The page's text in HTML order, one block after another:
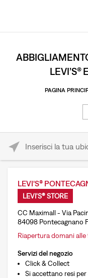
LEVI’S®
PAGINA
LEVI'S®
LEVI'S® STORE
CC Maximall - Via
84098 Pontecagnano
Riapertura domani alle
Servizi del negozio
Click & Collect
Si accettano resi